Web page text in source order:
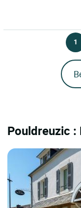
1
Pouldreuzic